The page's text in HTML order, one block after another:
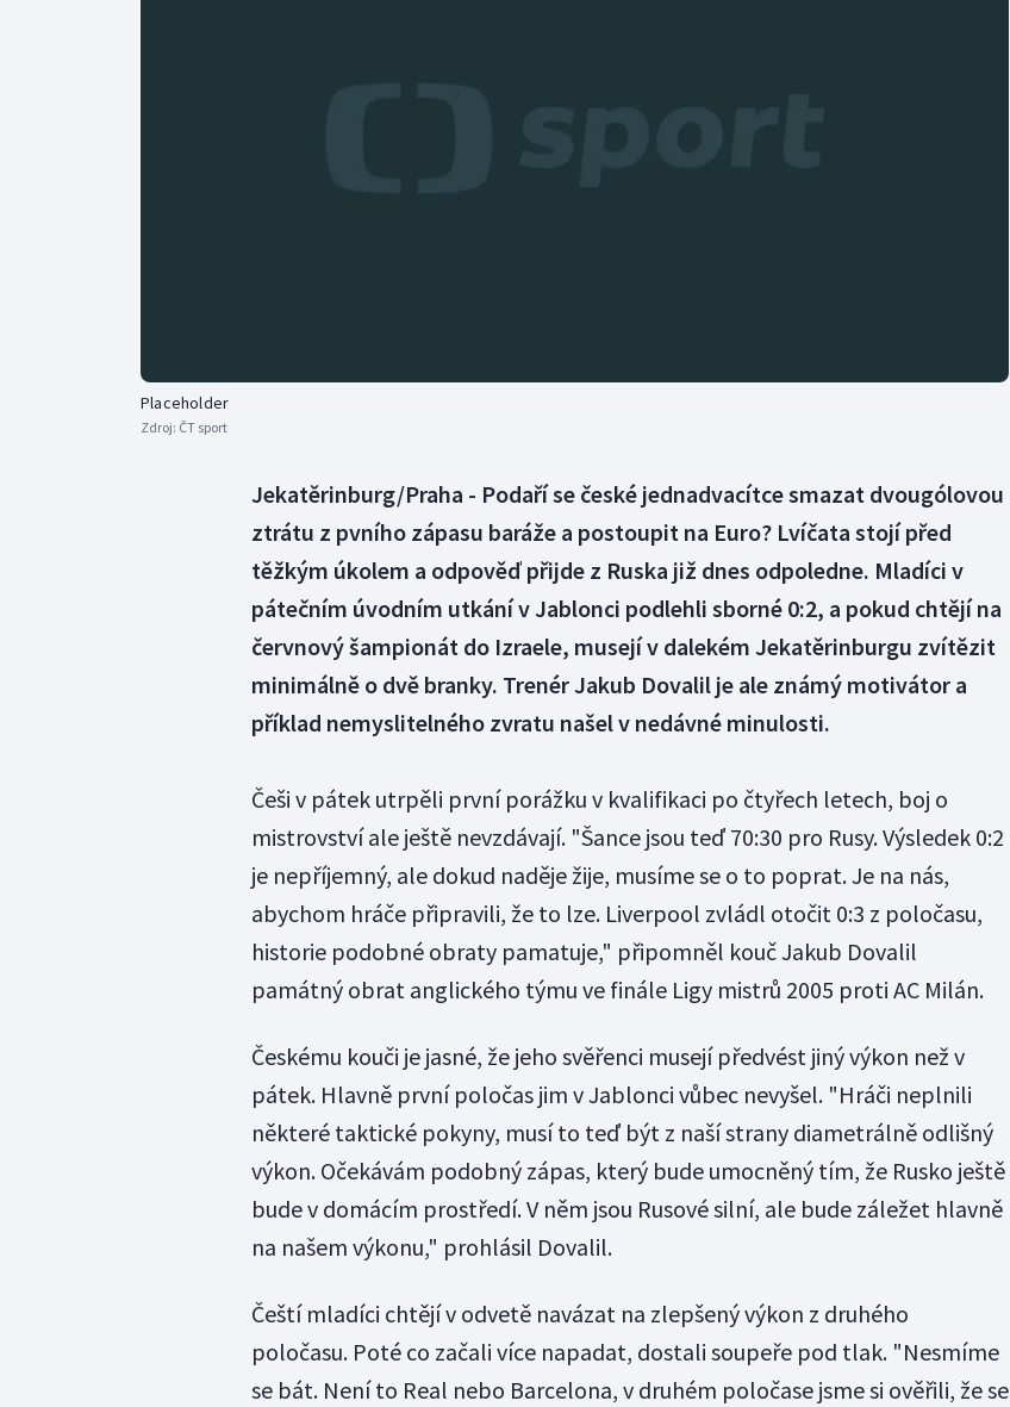
Placeholder
Zdroj: ČT sport
Jekatěrinburg/Praha - Podaří se české jednadvacítce smazat dvougólovou
ztrátu z pvního zápasu baráže a postoupit na Euro? Lvíčata stojí před
těžkým úkolem a odpověď přijde z Ruska již dnes odpoledne. Mladíci v
pátečním úvodním utkání v Jablonci podlehli sborné 0:2, a pokud chtějí na
červnový šampionát do Izraele, musejí v dalekém Jekatěrinburgu zvítězit
minimálně o dvě branky. Trenér Jakub Dovalil je ale známý motivátor a
příklad nemyslitelného zvratu našel v nedávné minulosti.
Češi v pátek utrpěli první porážku v kvalifikaci po čtyřech letech, boj o
mistrovství ale ještě nevzdávají. "Šance jsou teď 70:30 pro Rusy. Výsledek 0:2
je nepříjemný, ale dokud naděje žije, musíme se o to poprat. Je na nás,
abychom hráče připravili, že to lze. Liverpool zvládl otočit 0:3 z poločasu,
historie podobné obraty pamatuje," připomněl kouč Jakub Dovalil
památný obrat anglického týmu ve finále Ligy mistrů 2005 proti AC Milán.
Českému kouči je jasné, že jeho svěřenci musejí předvést jiný výkon než v
pátek. Hlavně první poločas jim v Jablonci vůbec nevyšel. "Hráči neplnili
některé taktické pokyny, musí to teď být z naší strany diametrálně odlišný
výkon. Očekávám podobný zápas, který bude umocněný tím, že Rusko ještě
bude v domácím prostředí. V něm jsou Rusové silní, ale bude záležet hlavně
na našem výkonu," prohlásil Dovalil.
Čeští mladíci chtějí v odvetě navázat na zlepšený výkon z druhého
poločasu. Poté co začali více napadat, dostali soupeře pod tlak. "Nesmíme
se bát. Není to Real nebo Barcelona, v druhém poločase jsme si ověřili, že se